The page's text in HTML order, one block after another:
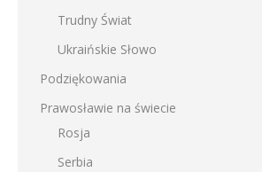
Trudny Świat
Ukraińskie Słowo
Podziękowania
Prawosławie na świecie
Rosja
Serbia